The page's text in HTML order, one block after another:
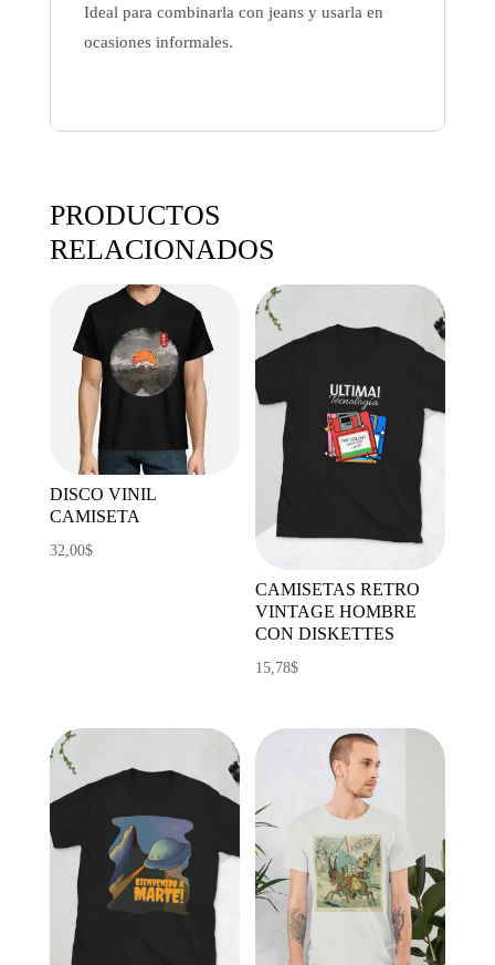
Ideal para combinarla con jeans y usarla en
ocasiones informales.
PRODUCTOS
RELACIONADOS
DISCO VINIL
CAMISETA
32,00$
CAMISETAS RETRO
VINTAGE HOMBRE
CON DISKETTES
15,78$